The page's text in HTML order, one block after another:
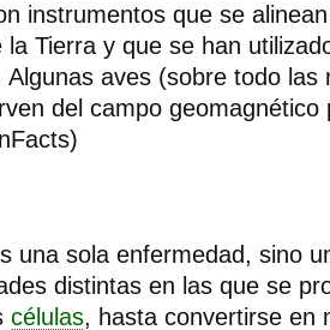
instrumentos que se
la Tierra y que se han
Algunas aves (sobre todo las
del campo geomagnético
una sola enfermedad, sino
distintas en las que se
células, hasta convertirse en